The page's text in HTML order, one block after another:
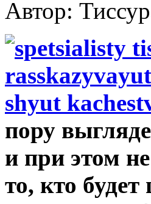
Автор:
пору
и при этом
то, кто